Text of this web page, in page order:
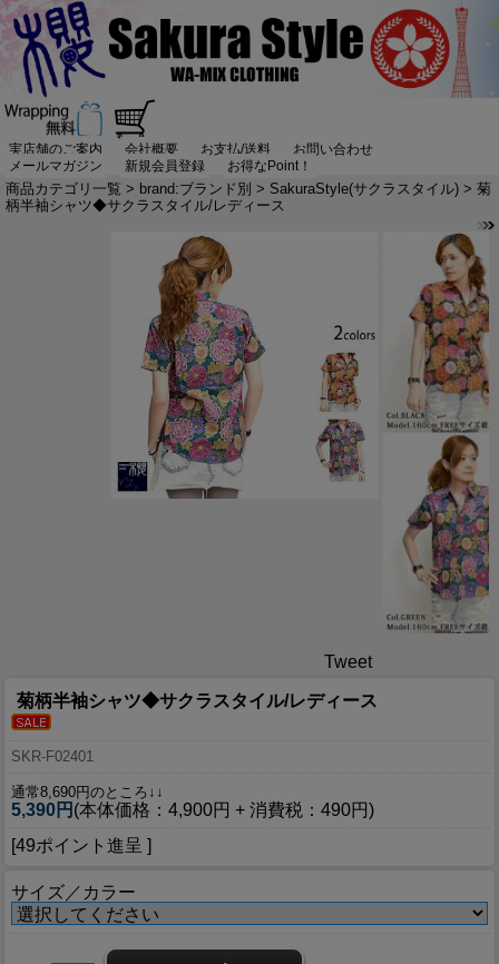
実店舗のご案内 会社概要 お支払/送料
お問い合わせ
メールマガジン
新規会員登録 お得なPoint！
商品カテゴリ一覧 > brand:ブランド別 > SakuraStyle(サクラスタイル) > 菊
柄半袖シャツ◆サクラスタイル/レディース
Tweet
菊柄半袖シャツ◆サクラスタイル/レディース
SKR-F02401
通常8,690円のところ↓↓
5,390円 (本体価格：4,900円 + 消費税：490円)
[49ポイント進呈 ]
サイズ／カラー